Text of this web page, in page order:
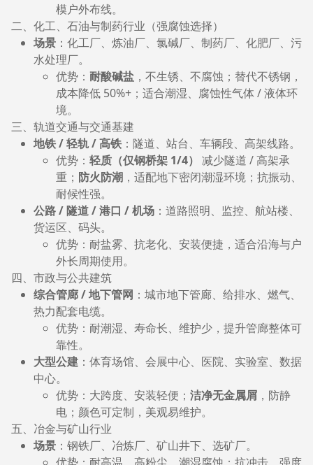
模户外布线。
二、化工、石油与制药行业（强腐蚀选择）
场景：化工厂、炼油厂、氯碱厂、制药厂、化肥厂、污
水处理厂。
优势： 耐酸碱盐，不生锈、不腐蚀；替代不锈钢，
成本降低 50%+；适合潮湿、腐蚀性气体 / 液体环
境。
三、轨道交通与交通基建
地铁 / 轻轨 / 高铁：隧道、站台、车辆段、高架线路。
优势： 轻质（仅钢桥架 1/4） 减少隧道 / 高架承
重； 防火防潮，适配地下密闭潮湿环境；抗振动、
耐候性强。
公路 / 隧道 / 港口 / 机场：道路照明、监控、航站楼、
货运区、码头。
优势：耐盐雾、抗老化、安装便捷，适合沿海与户
外长周期使用。
四、市政与公共建筑
综合管廊 / 地下管网 ：城市地下管廊、给排水、燃气、
热力配套电缆。
优势：耐潮湿、寿命长、维护少，提升管廊整体可
靠性。
大型公建：体育场馆、会展中心、医院、实验室、数据
中心。
优势：大跨度、安装轻便； 洁净无金属屑，防静
电；颜色可定制，美观易维护。
五、冶金与矿山行业
场景：钢铁厂、冶炼厂、矿山井下、选矿厂。